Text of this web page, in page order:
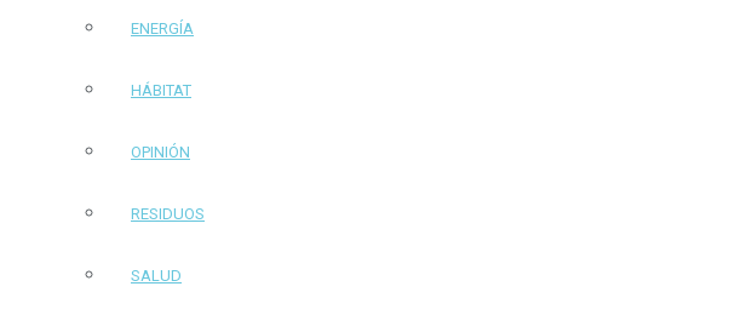
ENERGÍA
HÁBITAT
OPINIÓN
RESIDUOS
SALUD